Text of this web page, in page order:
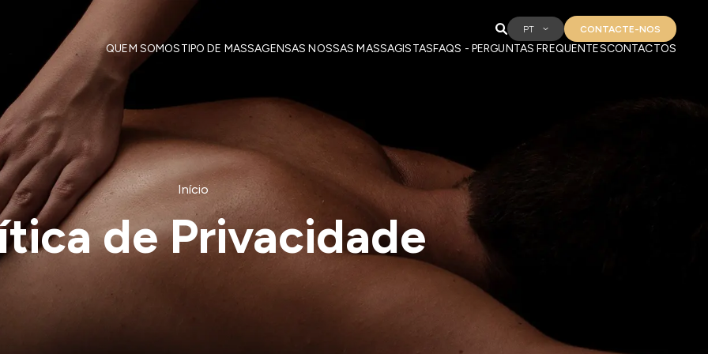
PT CONTACTE-NOS
QUEM SOMOSTIPO DE MASSAGENSAS NOSSAS MASSAGISTASFAQS - PERGUNTAS FREQUENTESCONTACTOS
Início
de Privacidade